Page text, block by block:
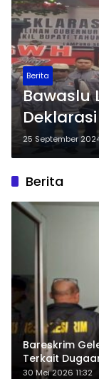
Berita
Bawaslu
untuk
25 September
Berita
Bareskrim
Terkait
30 Mei 2026 11:32